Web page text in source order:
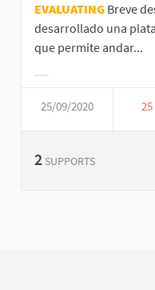
EVALUATING Breve
desarrollado una
que permite andar...
25/09/2020 25
2 SUPPORTS